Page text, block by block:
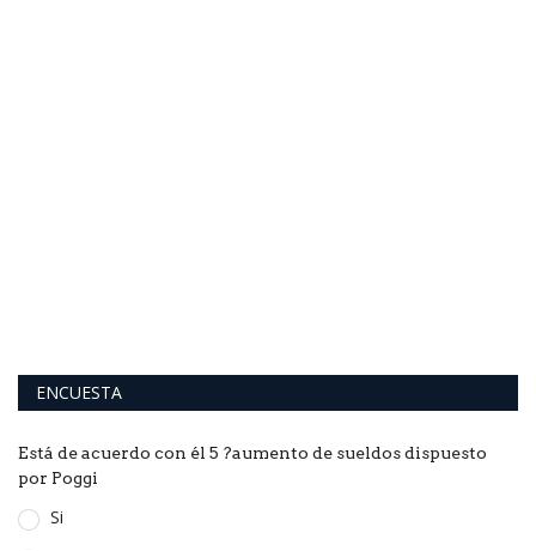
ENCUESTA
Está de acuerdo con él 5 ?aumento de sueldos dispuesto
por Poggi
Si